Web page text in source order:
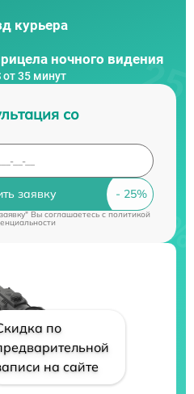
курьера
ночного видения
35 минут
со
заявку
Вы соглашаетесь cполитикой
по
на сайте